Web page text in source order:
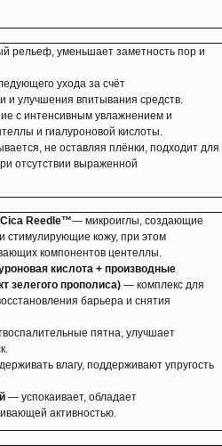
рельеф, уменьшает заметность пор и
ухода за счёт
и улучшения впитывания средств.
с интенсивным увлажнением и
и гиалуроновой кислоты.
не оставляя плёнки, подходит для
отсутствии выраженной
Cica Reedle™— микроиглы, создающие
стимулирующие кожу, при этом
компонентов центеллы.
кислота + производные
зелегого прополиса) — комплекс для
барьера и снятия
пятна, улучшает
влагу, поддерживают упругость
— успокаивает, обладает
активностью.